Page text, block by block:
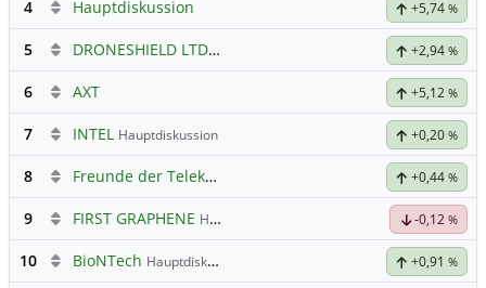
4 Hauptdiskussion +5,74 %
5 DRONESHIELD LTDHauptdiskussion +2,94 %
6 AXT +5,12 %
7 INTEL Hauptdiskussion +0,20 %
8 Freunde der Telekom +0,44 %
9 FIRST GRAPHENE Hauptdiskussion -0,12 %
10 BioNTech Hauptdiskussion +0,91 %